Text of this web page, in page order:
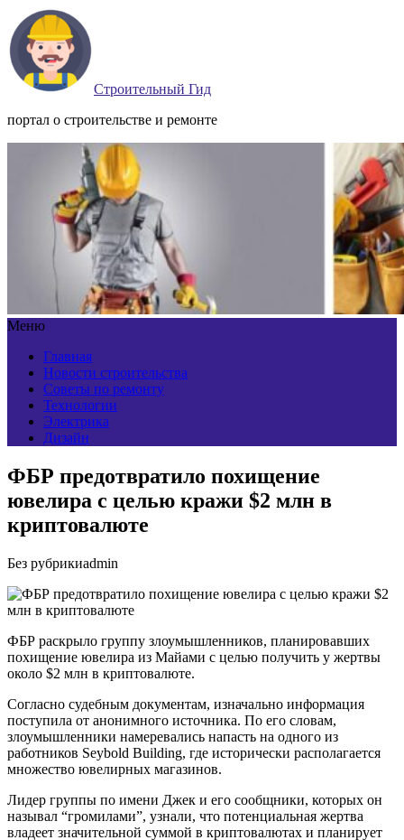
Строительный Гид
портал о строительстве и ремонте
Меню
Главная
Новости строительства
Советы по ремонту
Технологии
Электрика
Дизайн
ФБР предотвратило похищение
ювелира с целью кражи $2 млн в
криптовалюте
Без рубрикиadmin
ФБР раскрыло группу злоумышленников, планировавших
похищение ювелира из Майами с целью получить у жертвы
около $2 млн в криптовалюте.
Согласно судебным документам, изначально информация
поступила от анонимного источника. По его словам,
злоумышленники намеревались напасть на одного из
работников Seybold Building, где исторически располагается
множество ювелирных магазинов.
Лидер группы по имени Джек и его сообщники, которых он
называл “громилами”, узнали, что потенциальная жертва
владеет значительной суммой в криптовалютах и планирует